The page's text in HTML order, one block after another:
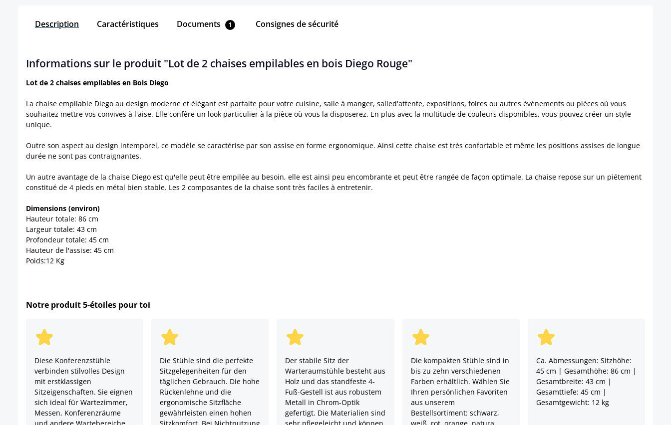
Description Caractéristiques Documents 1 Consignes de sécurité
Informations sur le produit "Lot de 2 chaises empilables en bois Diego Rouge"
Lot de 2 chaises empilables en Bois Diego
La chaise empilable Diego au design moderne et élégant est parfaite pour votre cuisine, salle à manger, salled'attente, expositions, foires ou autres évènements ou pièces où vous
souhaitez mettre vos convives à l'aise. Elle confère un look particulier à la pièce où vous la disposerez. En plus avec la multitude de couleurs disponibles, vous pouvez créer un style
unique.
Outre son aspect au design intemporel, ce modèle se caractérise par son assise en forme ergonomique. Ainsi cette chaise est très confortable et même les positions assises de longue
durée ne sont pas contraignantes.
Un autre avantage de la chaise Diego est qu'elle peut être empilée au besoin, elle est ainsi peu encombrante et peut être rangée de façon optimale. La chaise repose sur un piétement
constitué de 4 pieds en métal bien stable. Les 2 composantes de la chaise sont très faciles à entretenir.
Dimensions (environ)
Hauteur totale: 86 cm
Largeur totale: 43 cm
Profondeur totale: 45 cm
Hauteur de l'assise: 45 cm
Poids:12 Kg
Notre produit 5-étoiles pour toi
Diese Konferenzstühle
verbinden stilvolles Design
mit erstklassigen
Sitzeigenschaften. Sie eignen
sich ideal für Wartezimmer,
Messen, Konferenzräume
Die Stühle sind die perfekte
Sitzgelegenheiten für den
täglichen Gebrauch. Die hohe
Rückenlehne und die
ergonomische Sitzfläche
gewährleisten einen hohen
Der stabile Sitz der
Warteraumstühle besteht aus
Holz und das standfeste 4-
Fuß-Gestell ist aus robustem
Metall in Chrom-Optik
gefertigt. Die Materialien sind
Die kompakten Stühle sind in
bis zu zehn verschiedenen
Farben erhältlich. Wählen Sie
Ihren persönlichen Favoriten
aus unserem
Bestellsortiment: schwarz,
Ca. Abmessungen: Sitzhöhe:
45 cm | Gesamthöhe: 86 cm |
Gesamtbreite: 43 cm |
Gesamttiefe: 45 cm |
Gesamtgewicht: 12 kg